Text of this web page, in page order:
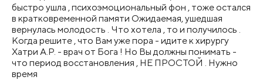
быстро ушла , психоэмоциональный фон , тоже остался
в кратковременной памяти Ожидаемая, ушедшая
вернулась молодость . Что хотела , то и получилось .
Когда решите , что Вам уже пора - идите к хирургу
Хатри А.Р. - врач от Бога ! Но Вы должны понимать -
что период восстановления , НЕ ПРОСТОЙ . Нужно
время